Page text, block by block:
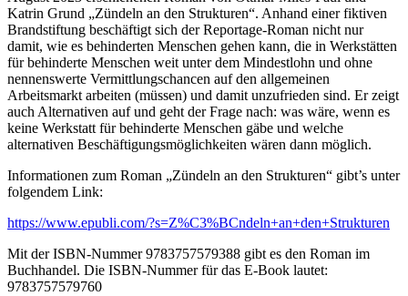
Katrin Grund „Zündeln an den Strukturen“. Anhand einer fiktiven
Brandstiftung beschäftigt sich der Reportage-Roman nicht nur
damit, wie es behinderten Menschen gehen kann, die in Werkstätten
für behinderte Menschen weit unter dem Mindestlohn und ohne
nennenswerte Vermittlungschancen auf den allgemeinen
Arbeitsmarkt arbeiten (müssen) und damit unzufrieden sind. Er zeigt
auch Alternativen auf und geht der Frage nach: was wäre, wenn es
keine Werkstatt für behinderte Menschen gäbe und welche
alternativen Beschäftigungsmöglichkeiten wären dann möglich.
Informationen zum Roman „Zündeln an den Strukturen“ gibt’s unter
folgendem Link:
https://www.epubli.com/?s=Z%C3%BCndeln+an+den+Strukturen
Mit der ISBN-Nummer 9783757579388 gibt es den Roman im
Buchhandel. Die ISBN-Nummer für das E-Book lautet:
9783757579760